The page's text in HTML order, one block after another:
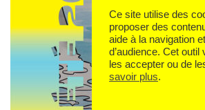
Ce site utilise des
proposer des
aide à la navigation
d’audience. Cet
les accepter ou de
savoir plus.